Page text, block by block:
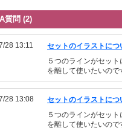
質問 (2)
28 13:11
セットのイラストにつ
５つのラインがセッ
を離して使いたいの
28 13:08
セットのイラストにつ
５つのラインがセッ
を離して使いたいの